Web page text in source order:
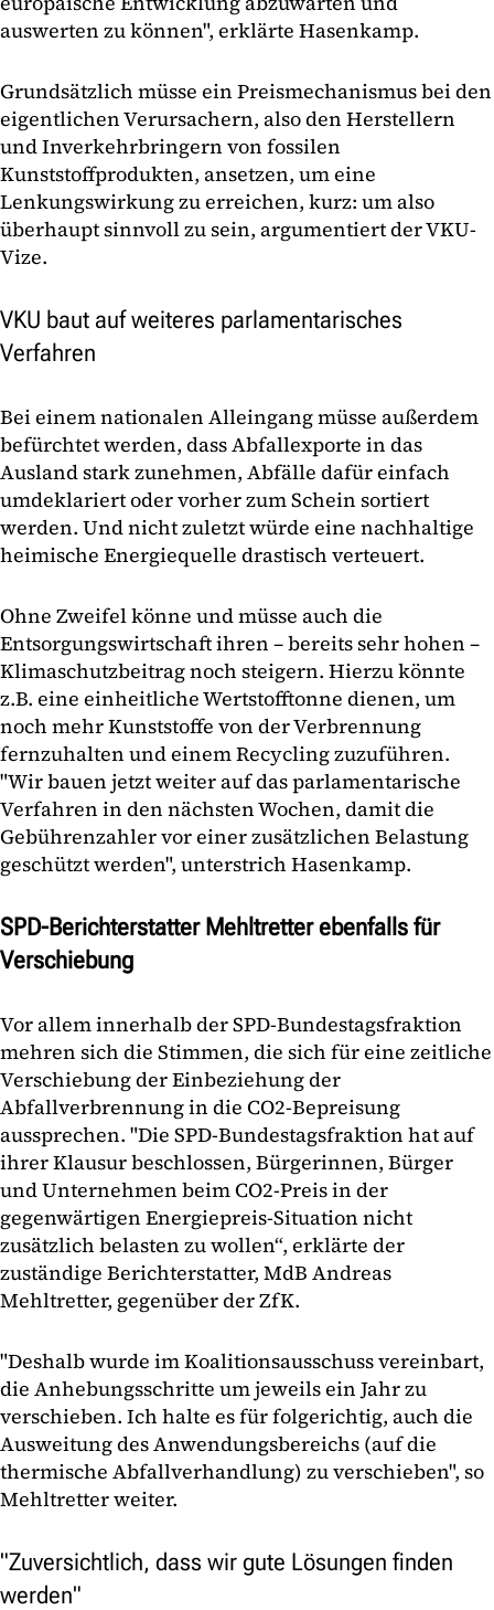
auswerten zu können", erklärte Hasenkamp.
Grundsätzlich müsse ein Preismechanismus bei den
eigentlichen Verursachern, also den Herstellern
und Inverkehrbringern von fossilen
Kunststoffprodukten, ansetzen, um eine
Lenkungswirkung zu erreichen, kurz: um also
überhaupt sinnvoll zu sein, argumentiert der VKU-
Vize.
VKU baut auf weiteres parlamentarisches
Verfahren
Bei einem nationalen Alleingang müsse außerdem
befürchtet werden, dass Abfallexporte in das
Ausland stark zunehmen, Abfälle dafür einfach
umdeklariert oder vorher zum Schein sortiert
werden. Und nicht zuletzt würde eine nachhaltige
heimische Energiequelle drastisch verteuert.
Ohne Zweifel könne und müsse auch die
Entsorgungswirtschaft ihren – bereits sehr hohen –
Klimaschutzbeitrag noch steigern. Hierzu könnte
z.B. eine einheitliche Wertstofftonne dienen, um
noch mehr Kunststoffe von der Verbrennung
fernzuhalten und einem Recycling zuzuführen.
"Wir bauen jetzt weiter auf das parlamentarische
Verfahren in den nächsten Wochen, damit die
Gebührenzahler vor einer zusätzlichen Belastung
geschützt werden", unterstrich Hasenkamp.
SPD-Berichterstatter Mehltretter ebenfalls für
Verschiebung
Vor allem innerhalb der SPD-Bundestagsfraktion
mehren sich die Stimmen, die sich für eine zeitliche
Verschiebung der Einbeziehung der
Abfallverbrennung in die CO2-Bepreisung
aussprechen. "Die SPD-Bundestagsfraktion hat auf
ihrer Klausur beschlossen, Bürgerinnen, Bürger
und Unternehmen beim CO2-Preis in der
gegenwärtigen Energiepreis-Situation nicht
zusätzlich belasten zu wollen“, erklärte der
zuständige Berichterstatter, MdB Andreas
Mehltretter, gegenüber der ZfK.
"Deshalb wurde im Koalitionsausschuss vereinbart,
die Anhebungsschritte um jeweils ein Jahr zu
verschieben. Ich halte es für folgerichtig, auch die
Ausweitung des Anwendungsbereichs (auf die
thermische Abfallverhandlung) zu verschieben", so
Mehltretter weiter.
"Zuversichtlich, dass wir gute Lösungen finden
werden"